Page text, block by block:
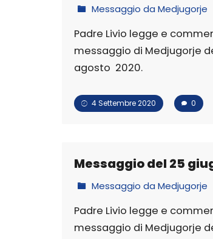
Messaggio da Medjugorje
Padre Livio legge e
messaggio di Medjugorje
agosto 2020.
4 Settembre 2020 0
Messaggio del 25
Messaggio da Medjugorje
Padre Livio legge e
messaggio di Medjugorje